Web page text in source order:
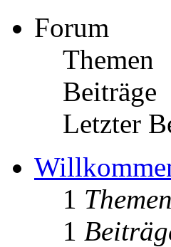
Forum
Themen
Beiträge
Letzter
1 Themen
1